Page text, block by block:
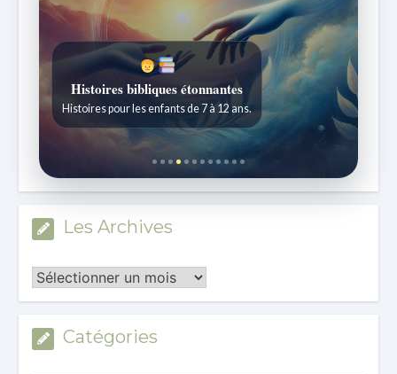
École du Sabbat avec Mark Finley
Leçons hebdomadaires expliquées simplement.
Les Archives
Les
Archives
Catégories